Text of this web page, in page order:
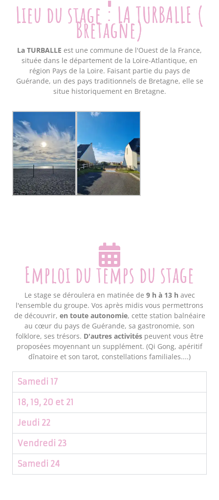
Lieu du stage : LA TURBALLE (
Bretagne)
La TURBALLE est une commune de l'Ouest de la France,
située dans le département de la Loire-Atlantique, en
région Pays de la Loire. Faisant partie du pays de
Guérande, un des pays traditionnels de Bretagne, elle se
situe historiquement en Bretagne.
Emploi du temps du stage
Le stage se déroulera en matinée de 9 h à 13 h avec
l'ensemble du groupe. Vos après midis vous permettrons
de découvrir, en toute autonomie, cette station balnéaire
au cœur du pays de Guérande, sa gastronomie, son
folklore, ses trésors. D'autres activités peuvent vous être
proposées moyennant un supplément. (Qi Gong, apéritif
dînatoire et son tarot, constellations familiales....)
Samedi 17
18, 19, 20 et 21
Jeudi 22
Vendredi 23
Samedi 24